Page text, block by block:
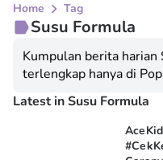
Home Tag
Susu Formula
Kumpulan berita
terlengkap hanya di
Latest in Susu Formula